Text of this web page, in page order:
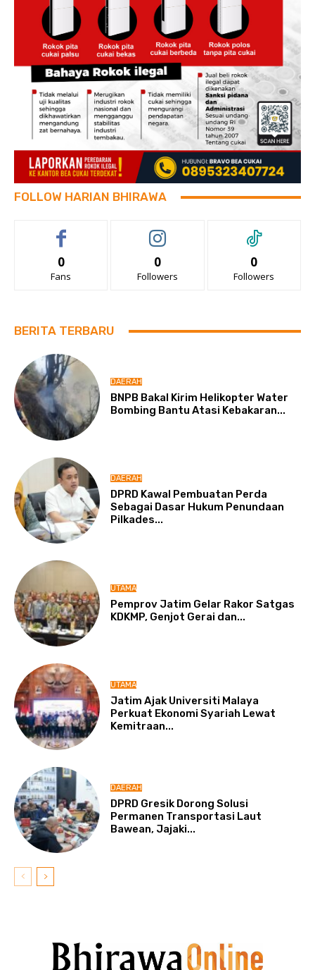
FOLLOW HARIAN BHIRAWA
0
Fans
0
Followers
0
Followers
BERITA TERBARU
DAERAH
BNPB Bakal Kirim Helikopter Water
Bombing Bantu Atasi Kebakaran...
DAERAH
DPRD Kawal Pembuatan Perda
Sebagai Dasar Hukum Penundaan
Pilkades...
UTAMA
Pemprov Jatim Gelar Rakor Satgas
KDKMP, Genjot Gerai dan...
UTAMA
Jatim Ajak Universiti Malaya
Perkuat Ekonomi Syariah Lewat
Kemitraan...
DAERAH
DPRD Gresik Dorong Solusi
Permanen Transportasi Laut
Bawean, Jajaki...